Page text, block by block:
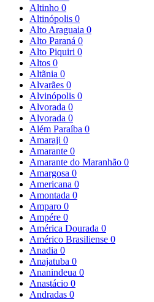
Altinho 0
Altinópolis 0
Alto Araguaia 0
Alto Paraná 0
Alto Piquiri 0
Altos 0
Altãnia 0
Alvarães 0
Alvinópolis 0
Alvorada 0
Alvorada 0
Além Paraíba 0
Amaraji 0
Amarante 0
Amarante do Maranhão 0
Amargosa 0
Americana 0
Amontada 0
Amparo 0
Ampére 0
América Dourada 0
Américo Brasiliense 0
Anadia 0
Anajatuba 0
Ananindeua 0
Anastácio 0
Andradas 0